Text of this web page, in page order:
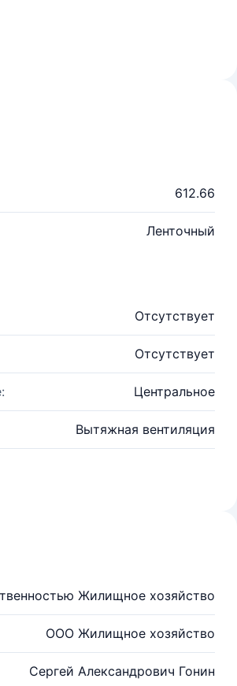
612.66
Ленточный
Отсутствует
Отсутствует
Центральное
Вытяжная вентиляция
Жилищное хозяйство
ООО Жилищное хозяйство
Сергей Александрович Гонин